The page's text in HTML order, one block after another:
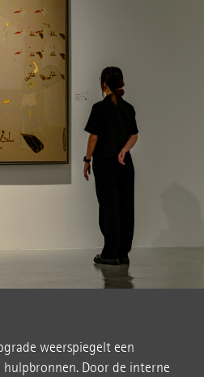
weerspiegelt een
Door de interne